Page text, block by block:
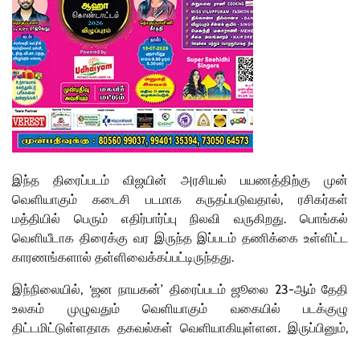
இந்த திரைப்படம் விஜயின் அரசியல் பயணத்திற்கு முன்
வெளியாகும் கடைசி படமாக கருதப்படுவதால், ரசிகர்கள்
மத்தியில் பெரும் எதிர்பார்ப்பு நிலவி வருகிறது. பொங்கல்
வெளியீடாக திரைக்கு வர இருந்த இப்படம் தணிக்கை உள்ளிட்ட
காரணங்களால் தள்ளிவைக்கப்பட்டிருந்தது.
இந்நிலையில், ‘ஜன நாயகன்’ திரைப்படம் ஜூலை 23-ஆம் தேதி
உலகம் முழுவதும் வெளியாகும் வகையில் படக்குழு
திட்டமிட்டுள்ளதாக தகவல்கள் வெளியாகியுள்ளன. இருப்பினும்,